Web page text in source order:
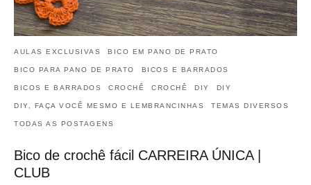
AULAS EXCLUSIVAS BICO EM PANO DE PRATO
BICO PARA PANO DE PRATO BICOS E BARRADOS
BICOS E BARRADOS CROCHÊ CROCHÊ DIY DIY
DIY, FAÇA VOCÊ MESMO E LEMBRANCINHAS TEMAS DIVERSOS
TODAS AS POSTAGENS
Bico de crochê fácil CARREIRA ÚNICA |
CLUB